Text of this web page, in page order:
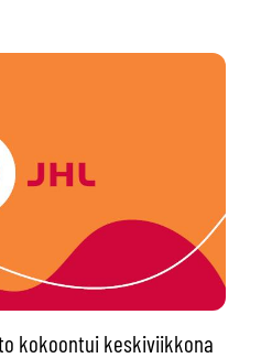
kokoontui keskiviikkona